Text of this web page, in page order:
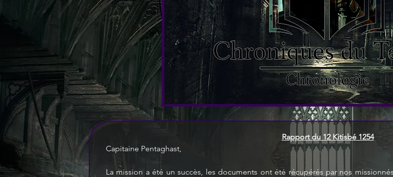
Rapport du 12 Kitisbé 1254
Capitaine Pentaghast,
La mission a été un succès, les documents ont été récupérés par nos